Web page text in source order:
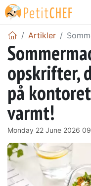
Artikler
opskrifter,
på
varmt!
Monday 22 June 2026